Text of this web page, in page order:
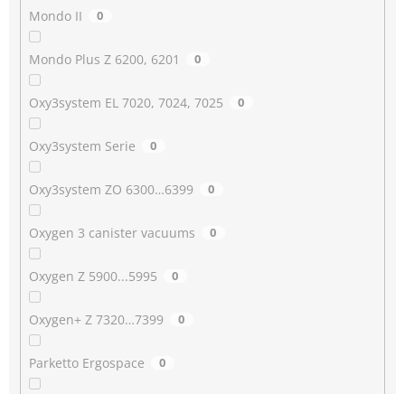
Mondo II 0
Mondo Plus Z 6200, 6201 0
Oxy3system EL 7020, 7024, 7025 0
Oxy3system Serie 0
Oxy3system ZO 6300…6399 0
Oxygen 3 canister vacuums 0
Oxygen Z 5900...5995 0
Oxygen+ Z 7320…7399 0
Parketto Ergospace 0